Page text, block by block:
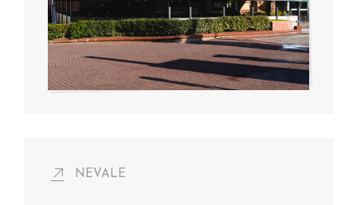
NEVALE